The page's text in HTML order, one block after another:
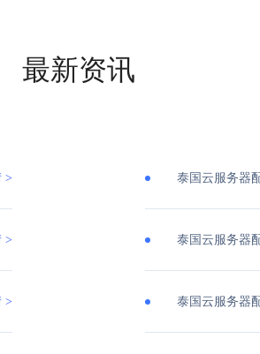
最新资讯
>
>
>
泰国云服务器
泰国云服务器
泰国云服务器